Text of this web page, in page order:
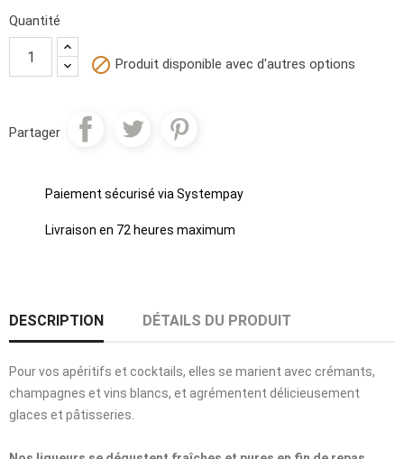
Quantité
 Produit disponible avec d'autres options
Partager
Paiement sécurisé via Systempay
Livraison en 72 heures maximum
DESCRIPTION DÉTAILS DU PRODUIT
Pour vos apéritifs et cocktails, elles se marient avec crémants,
champagnes et vins blancs, et agrémentent délicieusement
glaces et pâtisseries.